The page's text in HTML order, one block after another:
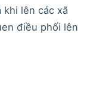
lên các xã
điều phối lên